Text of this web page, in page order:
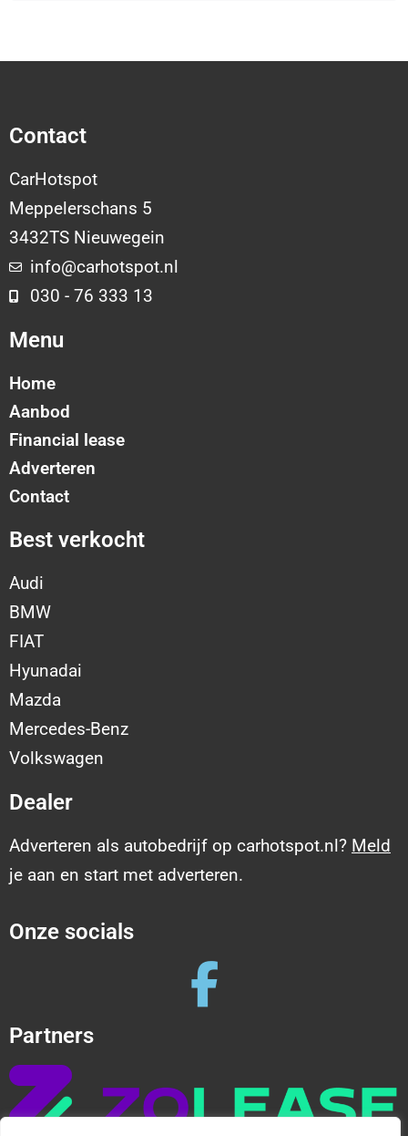
Contact
CarHotspot
Meppelerschans 5
3432TS Nieuwegein
info@carhotspot.nl
030 - 76 333 13
Menu
Home
Aanbod
Financial lease
Adverteren
Contact
Best verkocht
Audi
BMW
FIAT
Hyunadai
Mazda
Mercedes-Benz
Volkswagen
Dealer
Adverteren als autobedrijf op carhotspot.nl? Meld
je aan en start met adverteren.
Onze socials
Partners